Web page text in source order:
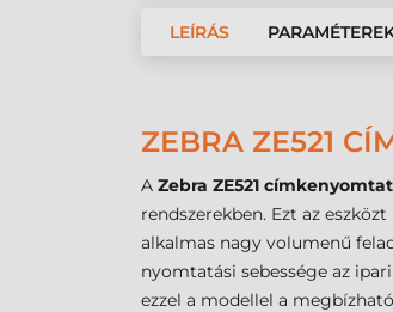
LEÍRÁS
ZEBRA ZE521
A Zebra ZE521
rendszerekben. Ezt az
alkalmas nagy volumenű
nyomtatási sebessége az
ezzel a modellel a